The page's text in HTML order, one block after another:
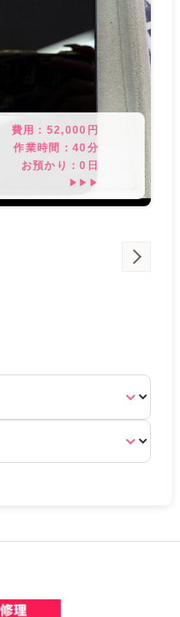
費用： 52,000 円
作業時間： 40分
お預かり：0 日
▶▶▶